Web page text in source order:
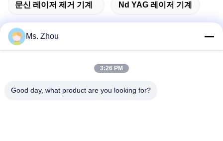
문신 레이저 제거 기계 Nd YAG 레이저 기계
주소
Ms. Zhou
3:26 PM
Good day, what product are you looking for?